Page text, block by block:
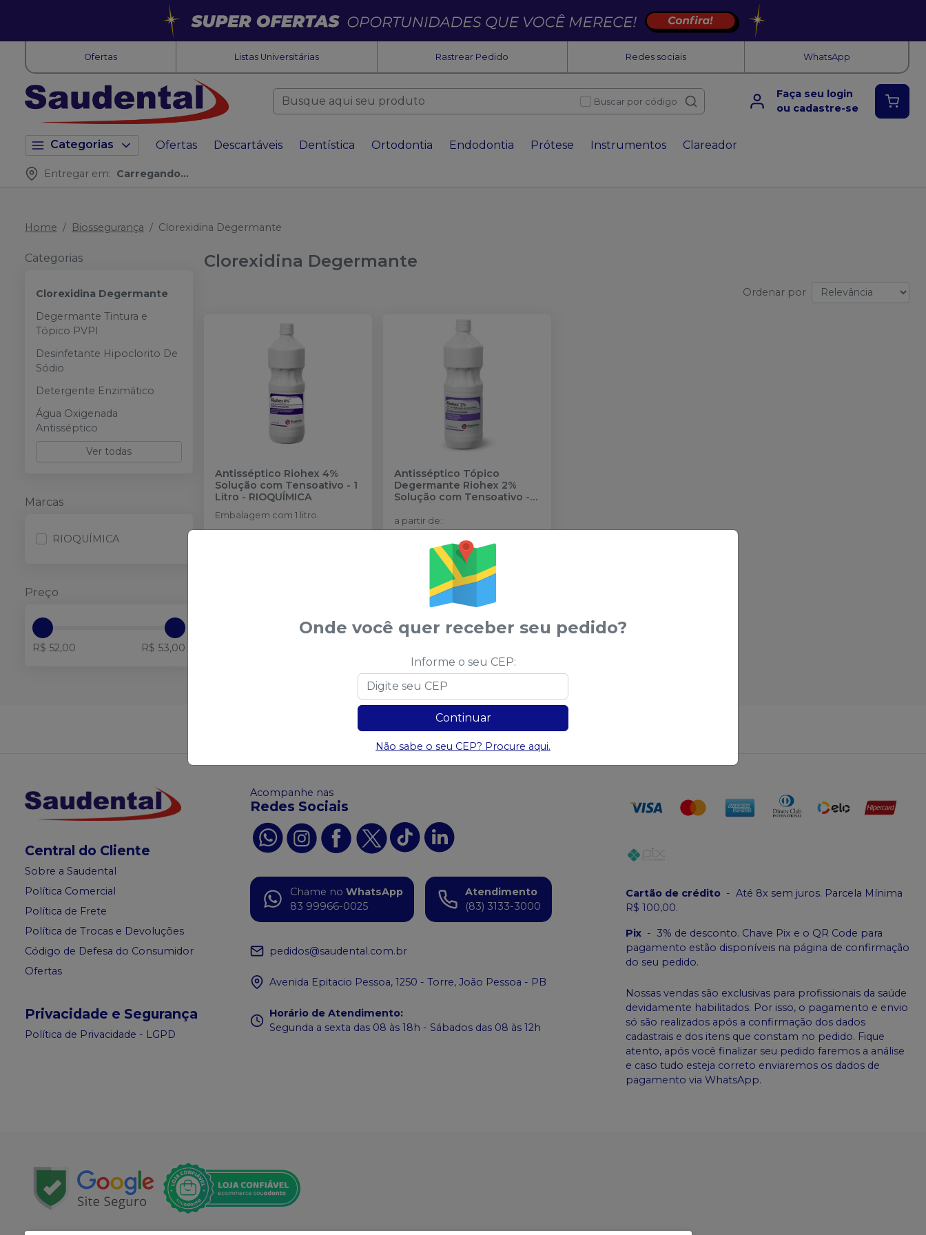
Ofertas Listas Universitárias Rastrear Pedido Redes sociais WhatsApp
Buscar por código
Faça seu login
ou cadastre-se
Categorias Ofertas Descartáveis Dentística Ortodontia Endodontia Prótese Instrumentos Clareador
Entregar em: Carregando...
Home Biossegurança Clorexidina Degermante
Categorias
Clorexidina Degermante
Degermante Tintura e
Tópico PVPI
Desinfetante Hipoclorito De
Sódio
Detergente Enzimático
Água Oxigenada
Antisséptico
Ver todas
Marcas
RIOQUÍMICA
Preço
R$ 52,00 R$ 53,00
Clorexidina Degermante
Ordenar por
Antisséptico Riohex 4%
Solução com Tensoativo - 1
Litro - RIOQUÍMICA
Embalagem com 1 litro.
Adicionar ao carrinho
Antisséptico Tópico
Degermante Riohex 2%
Solução com Tensoativo -
a partir de:
noPix
R$ 30,30nas demais
Qtd
Ver opções
Não achou algum produto? Sugira para a Saudental
Central do Cliente
Sobre a Saudental
Política Comercial
Política de Frete
Política de Trocas e Devoluções
Código de Defesa do Consumidor
Ofertas
Privacidade e Segurança
Política de Privacidade - LGPD
Acompanhe nas
Redes Sociais
Chame no WhatsApp
83 99966-0025
Atendimento
(83) 3133-3000
pedidos@saudental.com.br
Avenida Epitacio Pessoa, 1250 - Torre, João Pessoa - PB
Horário de Atendimento:
Segunda a sexta das 08 às 18h - Sábados das 08 às 12h
Cartão de crédito - Até 8x sem juros. Parcela Mínima
R$ 100,00.
Pix - 3% de desconto. Chave Pix e o QR Code para
pagamento estão disponíveis na página de confirmação
do seu pedido.
Nossas vendas são exclusivas para profissionais da saúde
devidamente habilitados. Por isso, o pagamento e envio
só são realizados após a confirmação dos dados
cadastrais e dos itens que constam no pedido. Fique
atento, após você finalizar seu pedido faremos a análise
e caso tudo esteja correto enviaremos os dados de
pagamento via WhatsApp.
Onde você quer receber seu pedido?
Informe o seu CEP:
Continuar
Não sabe o seu CEP? Procure aqui.